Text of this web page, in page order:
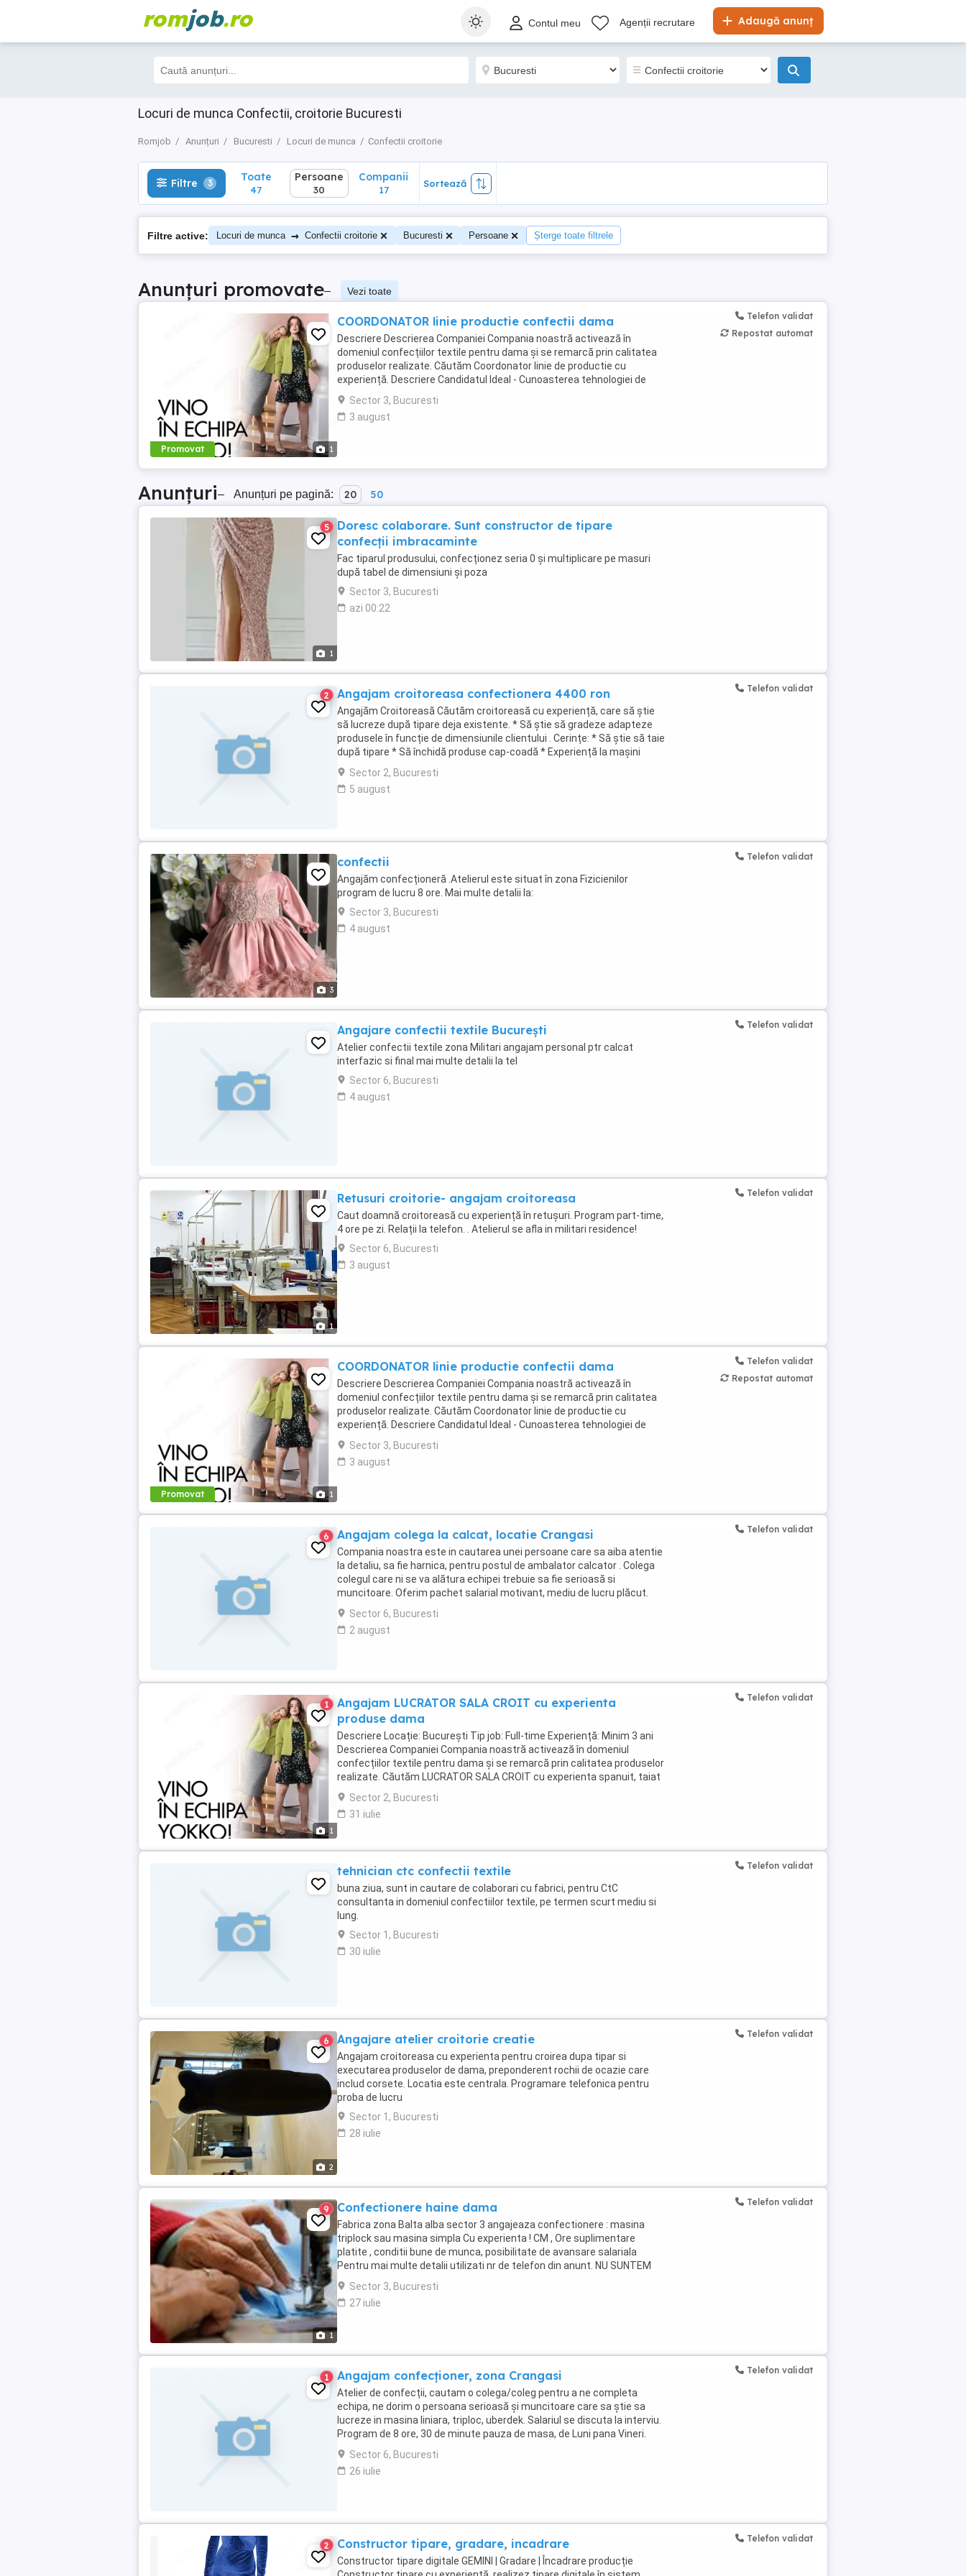
romjob.ro Adaugă anunț
Contul meu Agenții recrutare
Locuri de munca Confectii, croitorie Bucuresti
Romjob Anunțuri Bucuresti Locuri de munca Confectii croitorie
Filtre 3 Toate
47
Filtre 3 Toate
47
Persoane
30
Companii
17
Sortează
Filtre active: Locuri de munca → Confectii croitorie Bucuresti Persoane Șterge toate filtrele
Anunțuri promovate– Vezi toate
Promovat 1
COORDONATOR linie productie confectii dama
Descriere Descrierea Companiei Compania noastră activează în
domeniul confecțiilor textile pentru dama și se remarcă prin calitatea
produselor realizate. Căutăm Coordonator linie de productie cu
experiență. Descriere Candidatul Ideal - Cunoasterea tehnologiei de
confectii a produselor pentru femei; ...
Sector 3, Bucuresti
3 august
Telefon validat
Repostat automat
Anunțuri– Anunțuri pe pagină: 20 50
1
5
Doresc colaborare. Sunt constructor de tipare
confecții imbracaminte
Fac tiparul produsului, confecționez seria 0 și multiplicare pe masuri
după tabel de dimensiuni și poza
Sector 3, Bucuresti
azi 00:22
2 Angajam croitoreasa confectionera 4400 ron
Angajăm Croitoreasă Căutăm croitoreasă cu experiență, care să știe
să lucreze după tipare deja existente. * Să știe să gradeze adapteze
produsele în funcție de dimensiunile clientului . Cerințe: * Să știe să taie
după tipare * Să închidă produse cap-coadă * Experiență la mașini
industriale * Atenție ...
Sector 2, Bucuresti
5 august
Telefon validat
3
confectii
Angajăm confecționeră .Atelierul este situat în zona Fizicienilor
program de lucru 8 ore. Mai multe detalii la:
Sector 3, Bucuresti
4 august
Telefon validat
Angajare confectii textile București
Atelier confectii textile zona Militari angajam personal ptr calcat
interfazic si final mai multe detalii la tel
Sector 6, Bucuresti
4 august
Telefon validat
1
Retusuri croitorie- angajam croitoreasa
Caut doamnă croitoreasă cu experiență în retușuri. Program part-time,
4 ore pe zi. Relații la telefon. . Atelierul se afla in militari residence!
Sector 6, Bucuresti
3 august
Telefon validat
Promovat 1
COORDONATOR linie productie confectii dama
Descriere Descrierea Companiei Compania noastră activează în
domeniul confecțiilor textile pentru dama și se remarcă prin calitatea
produselor realizate. Căutăm Coordonator linie de productie cu
experiență. Descriere Candidatul Ideal - Cunoasterea tehnologiei de
confectii a produselor pentru femei; ...
Sector 3, Bucuresti
3 august
Telefon validat
Repostat automat
6 Angajam colega la calcat, locatie Crangasi
Compania noastra este in cautarea unei persoane care sa aiba atentie
la detaliu, sa fie harnica, pentru postul de ambalator calcator . Colega
colegul care ni se va alătura echipei trebuie sa fie serioasă si
muncitoare. Oferim pachet salarial motivant, mediu de lucru plăcut.
Experienta constituie avantaj. ...
Sector 6, Bucuresti
2 august
Telefon validat
1
1
Angajam LUCRATOR SALA CROIT cu experienta
produse dama
Descriere Locație: București Tip job: Full-time Experiență: Minim 3 ani
Descrierea Companiei Compania noastră activează în domeniul
confecțiilor textile pentru dama și se remarcă prin calitatea produselor
realizate. Căutăm LUCRATOR SALA CROIT cu experienta spanuit, taiat
curis, pentru produse dama. ...
Sector 2, Bucuresti
31 iulie
Telefon validat
tehnician ctc confectii textile
buna ziua, sunt in cautare de colaborari cu fabrici, pentru CtC
consultanta in domeniul confectiilor textile, pe termen scurt mediu si
lung.
Sector 1, Bucuresti
30 iulie
Telefon validat
2
6 Angajare atelier croitorie creatie
Angajam croitoreasa cu experienta pentru croirea dupa tipar si
executarea produselor de dama, preponderent rochii de ocazie care
includ corsete. Locatia este centrala. Programare telefonica pentru
proba de lucru
Sector 1, Bucuresti
28 iulie
Telefon validat
1
9 Confectionere haine dama
Fabrica zona Balta alba sector 3 angajeaza confectionere : masina
triplock sau masina simpla Cu experienta ! CM , Ore suplimentare
platite , conditii bune de munca, posibilitate de avansare salariala
Pentru mai multe detalii utilizati nr de telefon din anunt. NU SUNTEM
INTERESATI DE FORTA DE MUNCA ...
Sector 3, Bucuresti
27 iulie
Telefon validat
1 Angajam confecționer, zona Crangasi
Atelier de confecții, cautam o colega/coleg pentru a ne completa
echipa, ne dorim o persoana serioasă și muncitoare care sa știe sa
lucreze in masina liniara, triploc, uberdek. Salariul se discuta la interviu.
Program de 8 ore, 30 de minute pauza de masa, de Luni pana Vineri.
Contract de munca. Mediu ...
Sector 6, Bucuresti
26 iulie
Telefon validat
2 Constructor tipare, gradare, incadrare
Constructor tipare digitale GEMINI | Gradare | Încadrare producție
Telefon validat